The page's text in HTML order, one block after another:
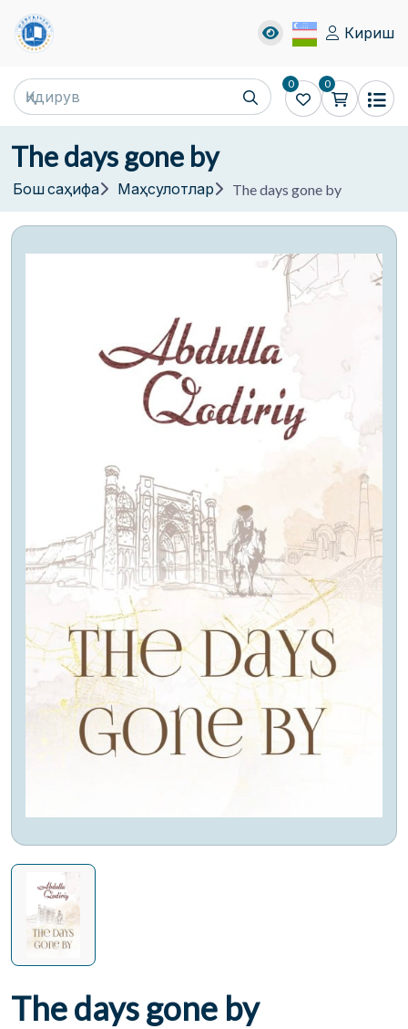
Кириш
0 0
The days gone by
Бош саҳифа Маҳсулотлар The days gone by
The days gone by